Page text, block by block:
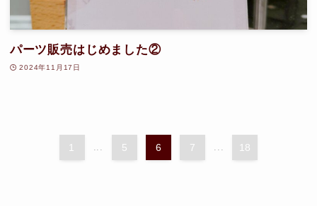
パーツ販売はじめました②
2024年11月17日
1 ... 5 6 7 ... 18